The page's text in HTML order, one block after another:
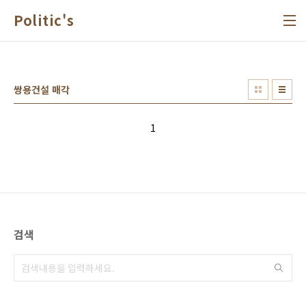
Politic's
쌍용건설 매각
1
검색